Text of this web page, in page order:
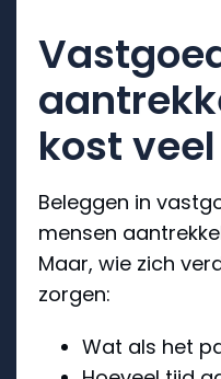
kost
Beleggen in
mensen
Maar, wie zich
zorgen:
Wat als het